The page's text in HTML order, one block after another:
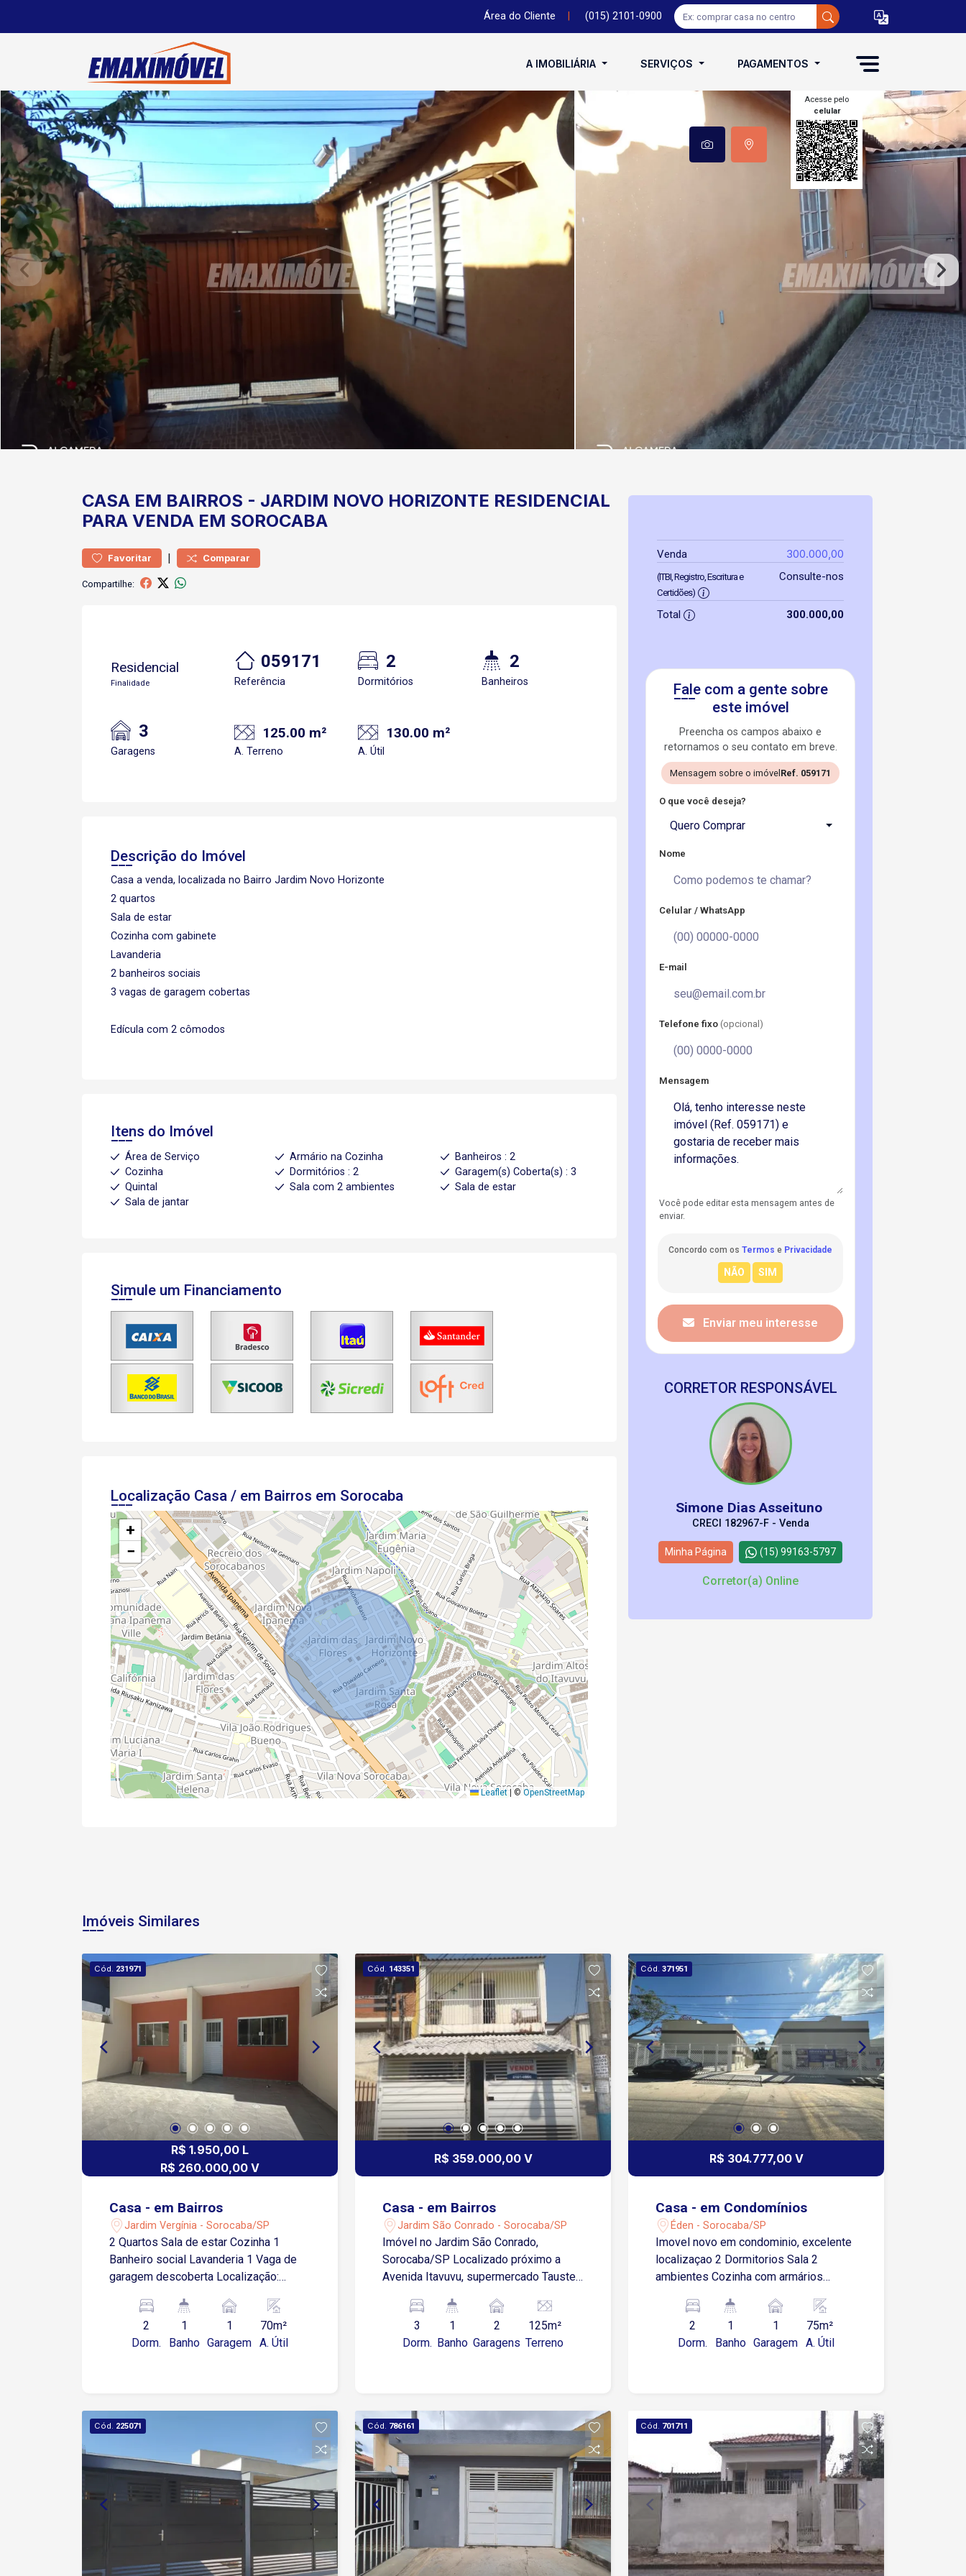
Área do Cliente (015) 2101-0900
A IMOBILIÁRIA SERVIÇOS PAGAMENTOS
Acesse pelo
celular
CASA EM BAIRROS - JARDIM NOVO HORIZONTE RESIDENCIAL
PARA VENDA EM SOROCABA
Favoritar | Comparar
Compartilhe:
Residencial
Finalidade
059171
Referência
2
Dormitórios
2
Banheiros
3
Garagens
125.00 m²
A. Terreno
130.00 m²
A. Útil
Descrição do Imóvel
Casa a venda, localizada no Bairro Jardim Novo Horizonte
2 quartos
Sala de estar
Cozinha com gabinete
Lavanderia
2 banheiros sociais
3 vagas de garagem cobertas
Edícula com 2 cômodos
Itens do Imóvel
Área de Serviço Armário na Cozinha
Banheiros : 2
Cozinha
Dormitórios : 2
Garagem(s) Coberta(s) : 3
Quintal
Sala com 2 ambientes
Sala de estar
Sala de jantar
Simule um Financiamento
Localização Casa / em Bairros em Sorocaba
+
−
Leaflet © OpenStreetMap
Venda 300.000,00
(ITBI, Registro, Escritura e
Certidões)
Consulte-nos
Total 300.000,00
Fale com a gente sobre
este imóvel
Preencha os campos abaixo e
retornamos o seu contato em breve.
Mensagem sobre o imóvel Ref. 059171
O que você deseja?
Quero Comprar
Nome
Celular / WhatsApp
E-mail
Telefone fixo (opcional)
Mensagem
Você pode editar esta mensagem antes de
enviar.
Concordo com os Termos e Privacidade
Enviar meu interesse
CORRETOR RESPONSÁVEL
Simone Dias Asseituno
CRECI 182967-F - Venda
Minha Página (15) 99163-5797
Corretor(a) Online
Imóveis Similares
Cód. 231971
R$ 1.950,00 L
R$ 260.000,00 V
Casa - em Bairros
Jardim Vergínia - Sorocaba/SP
2 Quartos Sala de estar Cozinha 1
Banheiro social Lavanderia 1 Vaga de
garagem descoberta Localização:
em geral
2
Dorm.
1
Banho
1
Garagem
70m²
A. Útil
Cód. 143351
R$ 359.000,00 V
Casa - em Bairros
Jardim São Conrado - Sorocaba/SP
Imóvel no Jardim São Conrado,
Sorocaba/SP Localizado próximo a
Avenida Itavuvu, supermercado Tauste
Shopping Cidade, Havan e região
central. 3 suítes Sala de estar Sala de
jantar Cozinha com armários, pia e
Garagem coberta para 2 carros
3
Dorm.
1
Banho
2
Garagens
125m²
Terreno
Cód. 371951
R$ 304.777,00 V
Casa - em Condomínios
Éden - Sorocaba/SP
Imovel novo em condominio, excelente
localizaçao 2 Dormitorios Sala 2
ambientes Cozinha com armários
Quintal No condominio possui:
Churrasqueira Piscina
2
Dorm.
1
Banho
1
Garagem
75m²
A. Útil
Cód. 225071 Cód. 786161 Cód. 701711